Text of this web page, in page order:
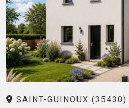
SAINT-GUINOUX (35430)